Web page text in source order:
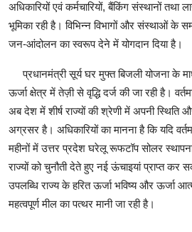
अधिकारियों एवं कर्मचारियों, बैंकिंग संस्थानों तथा
भूमिका रही है। विभिन्न विभागों और संस्थाओं के
जन-आंदोलन का स्वरूप देने में योगदान दिया है।
प्रधानमंत्री सूर्य घर मुफ्त बिजली योजना के
ऊर्जा क्षेत्र में तेज़ी से वृद्धि दर्ज की जा रही है।
अब देश में शीर्ष राज्यों की श्रेणी में अपनी
अग्रसर है। अधिकारियों का मानना है कि यदि
महीनों में उत्तर प्रदेश घरेलू रूफटॉप सोलर
राज्यों को चुनौती देते हुए नई ऊंचाइयां प्राप्त कर
उपलब्धि राज्य के हरित ऊर्जा भविष्य और ऊर्जा
महत्वपूर्ण मील का पत्थर मानी जा रही है।